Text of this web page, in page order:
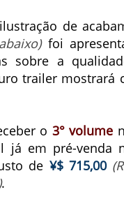
de
foi
sobre a
trailer mostrará
o 3° volume
já em pré-venda
de ¥$ 715,00
.